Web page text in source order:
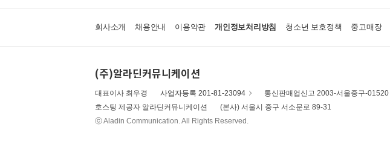
회사소개 채용안내 이용약관 개인정보처리방침 청소년 보호정책 중고매장
(주)알라딘커뮤니케이션
대표이사 최우경 사업자등록 201-81-23094 통신판매업신고 2003-서울중구-01520
호스팅 제공자 알라딘커뮤니케이션
(본사) 서울시 중구 서소문로 89-31
ⓒ Aladin Communication. All Rights Reserved.